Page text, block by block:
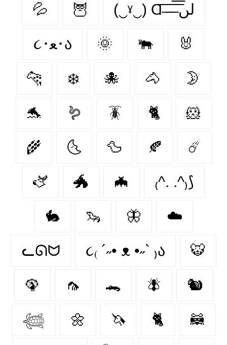
💦 🦉 (‿ˠ‿) Ɑ͞ ̶͞ ̶͞ ̶͞ لں͞
૮･ﻌ･ა 🌞 🐃 🐰
🐆 ❄️ 🐙 🐴 🌛
🐬 🪱 🪳 🐈 🐹
🌾 🌜 🦆 🍂 ☄️
🫏 🐲 🦇 ₍^. .^₎⟆
🐇 🦦 🦋 ☁️
ᓚᘏᗢ ૮₍ ´˶• ᴥ •˶` ₎ა 🐯
🦚 🦟 🐊 🪰 🐿️
𓆉 🌼 🦄 🐈‍ 🦝